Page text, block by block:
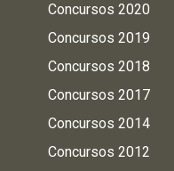
Concursos 2020
Concursos 2019
Concursos 2018
Concursos 2017
Concursos 2014
Concursos 2012